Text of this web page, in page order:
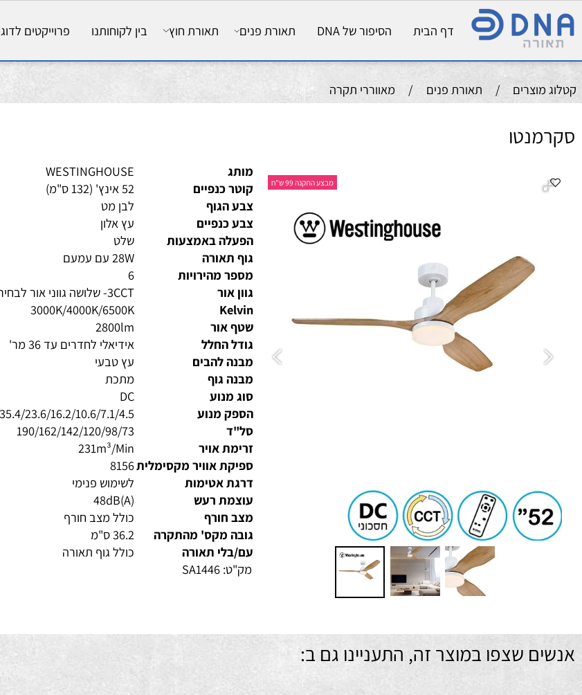
דף הבית הסיפור של DNA תאורת פנים תאורת חוץ בין לקוחותנו פרוייקטים לדוגמא
/ תאורת פנים / מאווררי תקרה
מבצע התקנה 99 ש"ח
מותג WESTINGHOUSE
קוטר כנפיים
צבע הגוף
לבן מט
צבע כנפיים עץ אלון
הפעלה באמצעות
שלט
גוף תאורה
28W עם עמעם
מספר מהירויות
גוון אור
3CCT- שלושה גווני אור לבחירה
Kelvin
3000K/4000K/6500K
שטף אור 2800lm
גודל החלל אידיאלי לחדרים עד 36 מר'
מבנה להבים
עץ טבעי
מבנה גוף
מתכת
סוג מנוע
הספק מנוע
35.4/23.6/16.2/10.6/7.1/4.5
סל"ד
190/162/142/120/98/73
זרימת אויר
231m³/Min
ספיקת אוויר מקסימלית
8156
דרגת אטימות
לשימוש פנימי
עוצמת רעש
48dB(A)
מצב חורף
כולל מצב חורף
גובה מקס' מהתקרה
36.2 ס"מ
עם/בלי תאורה
שצפו במוצר זה, התעניינו גם ב: